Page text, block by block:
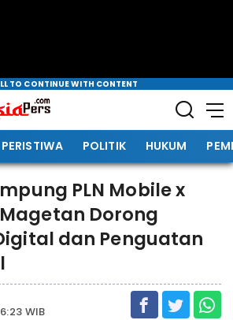
TO CONTINUE WITH CONTENT
PERISTIWA POLITIK HUKUM
PLN Mobile x
Magetan Dorong
dan Penguatan
WIB